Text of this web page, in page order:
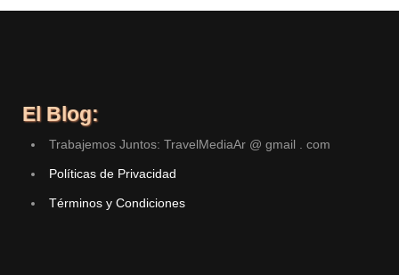
El Blog:
Trabajemos Juntos: TravelMediaAr @ gmail . com
Políticas de Privacidad
Términos y Condiciones